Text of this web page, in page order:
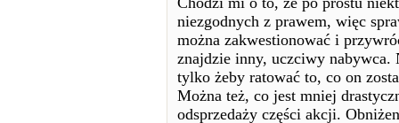
niezgodnych z prawem, więc
można zakwestionować i
znajdzie inny, uczciwy
tylko żeby ratować to, co on
Można też, co jest mniej
odsprzedaży części akcji.